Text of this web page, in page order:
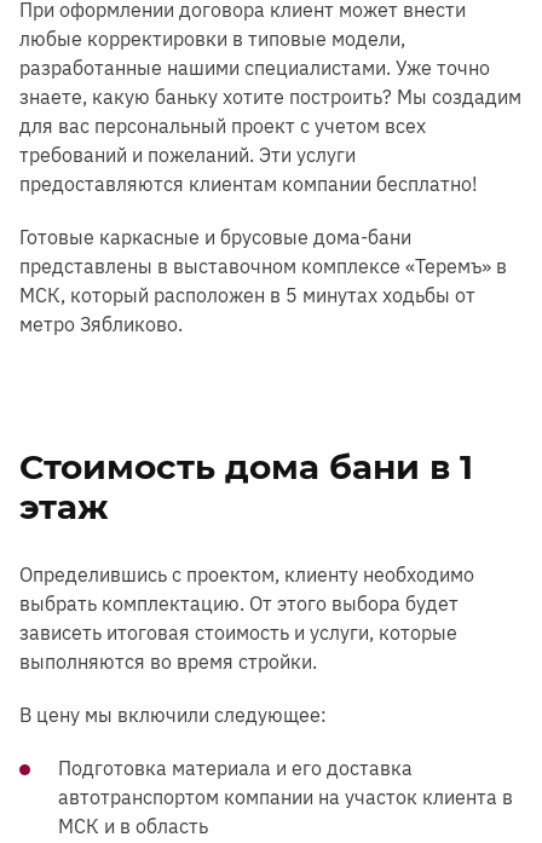
При оформлении договора клиент может внести
любые корректировки в типовые модели,
разработанные нашими специалистами. Уже точно
знаете, какую баньку хотите построить? Мы создадим
для вас персональный проект с учетом всех
требований и пожеланий. Эти услуги
предоставляются клиентам компании бесплатно!
Готовые каркасные и брусовые дома-бани
представлены в выставочном комплексе «Теремъ» в
МСК, который расположен в 5 минутах ходьбы от
метро Зябликово.
Стоимость дома бани в 1
этаж
Определившись с проектом, клиенту необходимо
выбрать комплектацию. От этого выбора будет
зависеть итоговая стоимость и услуги, которые
выполняются во время стройки.
В цену мы включили следующее:
Подготовка материала и его доставка
автотранспортом компании на участок клиента в
МСК и в область